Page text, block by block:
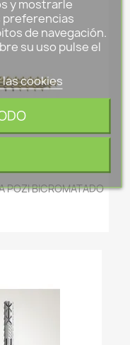
POZI BICROMATADO
y mostrarle
preferencias
de navegación.
su uso pulse el
cookies